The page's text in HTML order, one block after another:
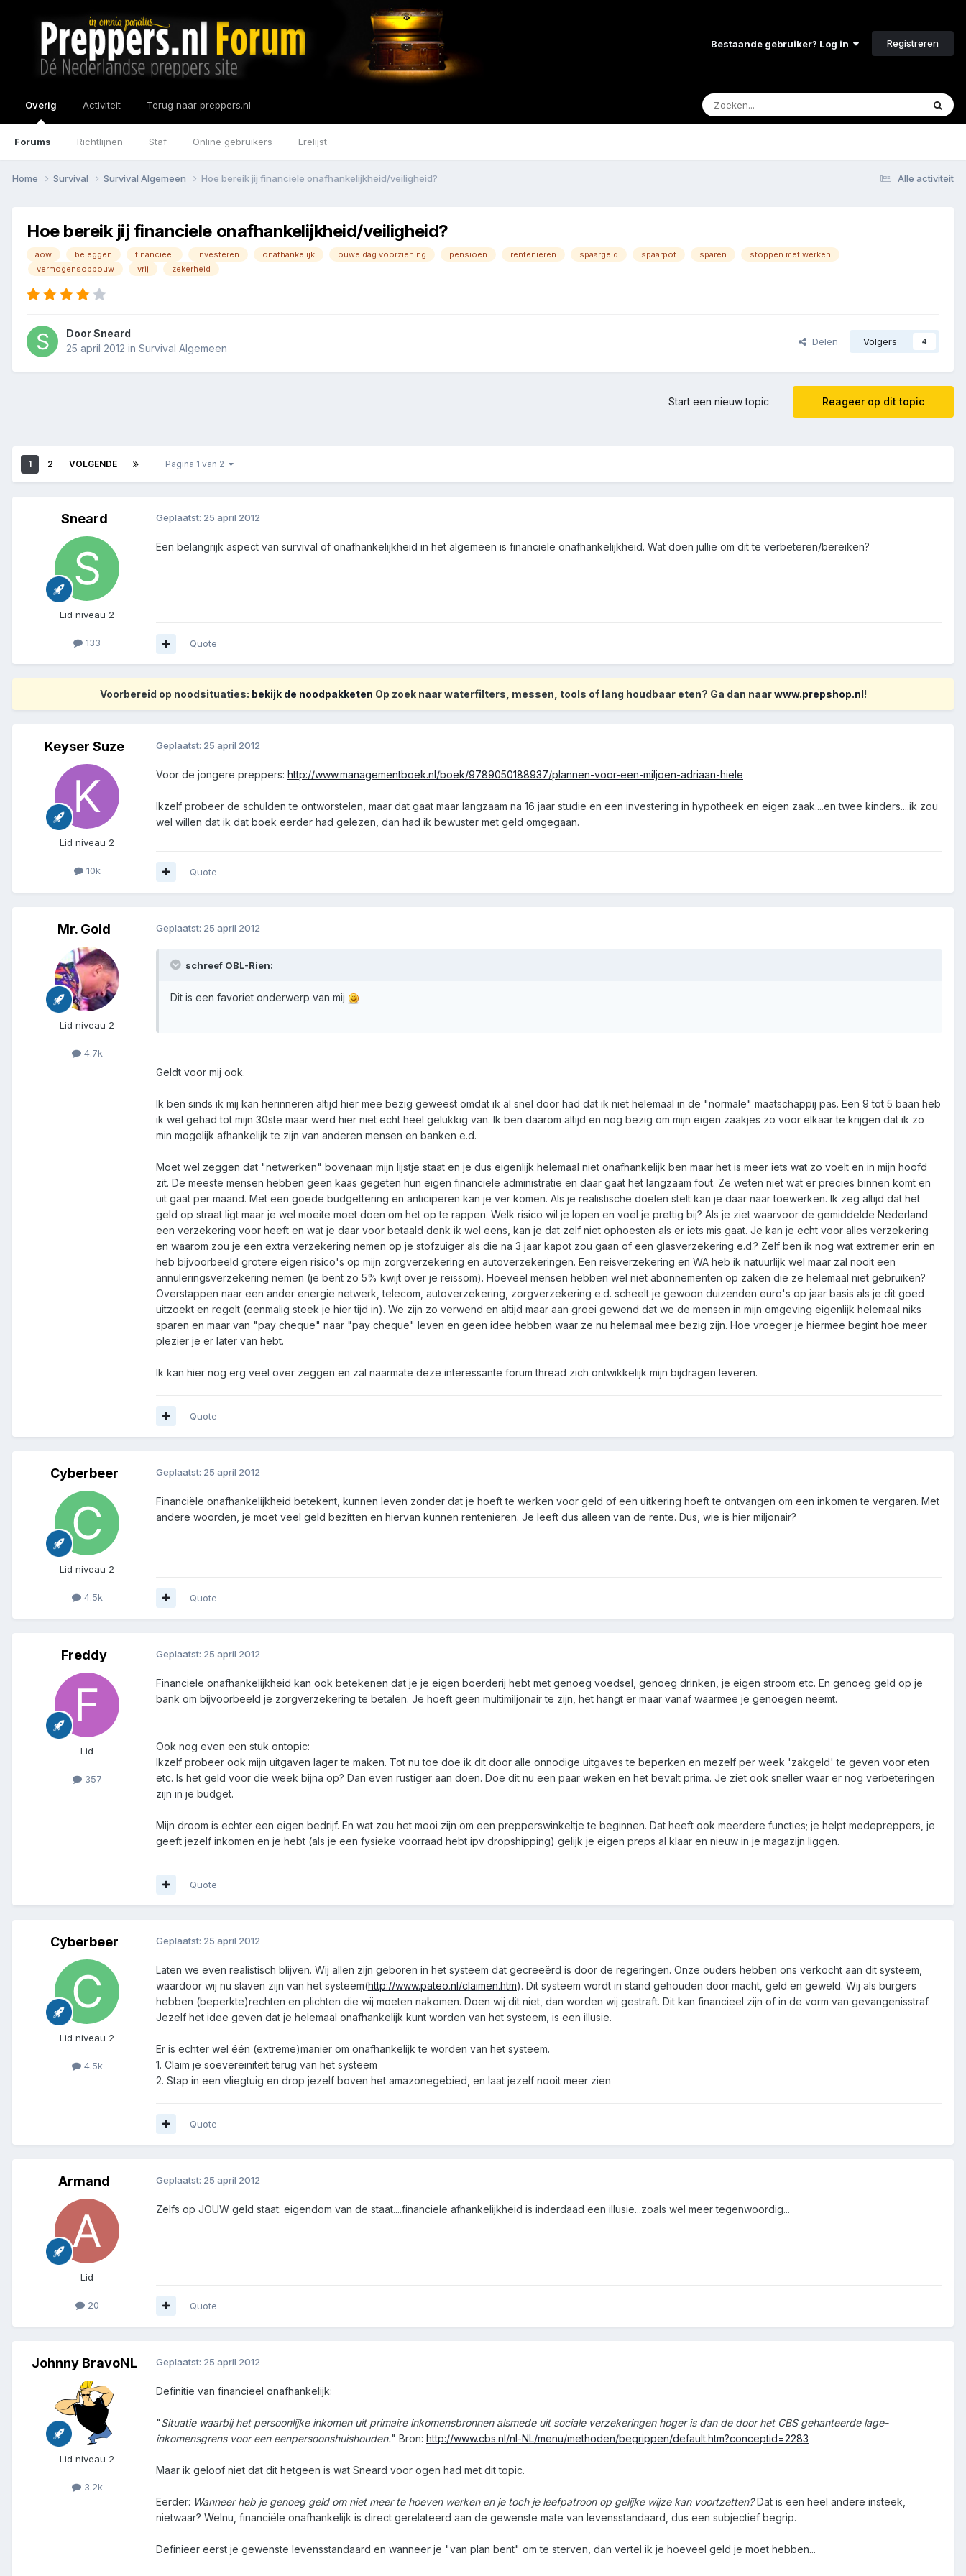
Bestaande gebruiker? Log in Registreren
Overig
Forums Richtlijnen Staf Online gebruikers Erelijst
Activiteit Terug naar preppers.nl
Alle activiteit
Home Survival Survival Algemeen Hoe bereik jij financiele onafhankelijkheid/veiligheid?
Hoe bereik jij financiele onafhankelijkheid/veiligheid?
aow beleggen financieel investeren onafhankelijk ouwe dag voorziening pensioen rentenieren spaargeld spaarpot sparen
stoppen met werken
vermogensopbouw
vrij zekerheid
DoorSneard
25 april 2012 in Survival Algemeen
Delen Volgers 4
Reageer op dit topic
Start een nieuw topic
1 2 VOLGENDE Pagina 1 van 2
Sneard
Lid niveau 2
133
Geplaatst: 25 april 2012
Een belangrijk aspect van survival of onafhankelijkheid in het algemeen is financiele onafhankelijkheid. Wat doen jullie om dit te verbeteren/bereiken?
Quote
Voorbereid op noodsituaties: bekijk de noodpakketen Op zoek naar waterfilters, messen, tools of lang houdbaar eten? Ga dan naarwww.prepshop.nl!
Keyser Suze
Lid niveau 2
10k
Geplaatst: 25 april 2012
Voor de jongere preppers: http://www.managementboek.nl/boek/9789050188937/plannen-voor-een-miljoen-adriaan-hiele
Ikzelf probeer de schulden te ontworstelen, maar dat gaat maar langzaam na 16 jaar studie en een investering in hypotheek en eigen zaak....en twee kinders....ik zou
wel willen dat ik dat boek eerder had gelezen, dan had ik bewuster met geld omgegaan.
Quote
Mr. Gold
Lid niveau 2
4.7k
Geplaatst: 25 april 2012
schreef OBL-Rien:
Dit is een favoriet onderwerp van mij
Geldt voor mij ook.
Ik ben sinds ik mij kan herinneren altijd hier mee bezig geweest omdat ik al snel door had dat ik niet helemaal in de "normale" maatschappij pas. Een 9 tot 5 baan heb
ik wel gehad tot mijn 30ste maar werd hier niet echt heel gelukkig van. Ik ben daarom altijd en nog bezig om mijn eigen zaakjes zo voor elkaar te krijgen dat ik zo
min mogelijk afhankelijk te zijn van anderen mensen en banken e.d.
Moet wel zeggen dat "netwerken" bovenaan mijn lijstje staat en je dus eigenlijk helemaal niet onafhankelijk ben maar het is meer iets wat zo voelt en in mijn hoofd
zit. De meeste mensen hebben geen kaas gegeten hun eigen financiële administratie en daar gaat het langzaam fout. Ze weten niet wat er precies binnen komt en
uit gaat per maand. Met een goede budgettering en anticiperen kan je ver komen. Als je realistische doelen stelt kan je daar naar toewerken. Ik zeg altijd dat het
geld op straat ligt maar je wel moeite moet doen om het op te rappen. Welk risico wil je lopen en voel je prettig bij? Als je ziet waarvoor de gemiddelde Nederland
een verzekering voor heeft en wat je daar voor betaald denk ik wel eens, kan je dat zelf niet ophoesten als er iets mis gaat. Je kan je echt voor alles verzekering
en waarom zou je een extra verzekering nemen op je stofzuiger als die na 3 jaar kapot zou gaan of een glasverzekering e.d.? Zelf ben ik nog wat extremer erin en
heb bijvoorbeeld grotere eigen risico's op mijn zorgverzekering en autoverzekeringen. Een reisverzekering en WA heb ik natuurlijk wel maar zal nooit een
annuleringsverzekering nemen (je bent zo 5% kwijt over je reissom). Hoeveel mensen hebben wel niet abonnementen op zaken die ze helemaal niet gebruiken?
Overstappen naar een ander energie netwerk, telecom, autoverzekering, zorgverzekering e.d. scheelt je gewoon duizenden euro's op jaar basis als je dit goed
uitzoekt en regelt (eenmalig steek je hier tijd in). We zijn zo verwend en altijd maar aan groei gewend dat we de mensen in mijn omgeving eigenlijk helemaal niks
sparen en maar van "pay cheque" naar "pay cheque" leven en geen idee hebben waar ze nu helemaal mee bezig zijn. Hoe vroeger je hiermee begint hoe meer
plezier je er later van hebt.
Ik kan hier nog erg veel over zeggen en zal naarmate deze interessante forum thread zich ontwikkelijk mijn bijdragen leveren.
Quote
Cyberbeer
Lid niveau 2
4.5k
Geplaatst: 25 april 2012
Financiële onafhankelijkheid betekent, kunnen leven zonder dat je hoeft te werken voor geld of een uitkering hoeft te ontvangen om een inkomen te vergaren. Met
andere woorden, je moet veel geld bezitten en hiervan kunnen rentenieren. Je leeft dus alleen van de rente. Dus, wie is hier miljonair?
Quote
Freddy
Lid
357
Geplaatst: 25 april 2012
Financiele onafhankelijkheid kan ook betekenen dat je je eigen boerderij hebt met genoeg voedsel, genoeg drinken, je eigen stroom etc. En genoeg geld op je
bank om bijvoorbeeld je zorgverzekering te betalen. Je hoeft geen multimiljonair te zijn, het hangt er maar vanaf waarmee je genoegen neemt.
Ook nog even een stuk ontopic:
Ikzelf probeer ook mijn uitgaven lager te maken. Tot nu toe doe ik dit door alle onnodige uitgaves te beperken en mezelf per week 'zakgeld' te geven voor eten
etc. Is het geld voor die week bijna op? Dan even rustiger aan doen. Doe dit nu een paar weken en het bevalt prima. Je ziet ook sneller waar er nog verbeteringen
zijn in je budget.
Mijn droom is echter een eigen bedrijf. En wat zou het mooi zijn om een prepperswinkeltje te beginnen. Dat heeft ook meerdere functies; je helpt medepreppers, je
geeft jezelf inkomen en je hebt (als je een fysieke voorraad hebt ipv dropshipping) gelijk je eigen preps al klaar en nieuw in je magazijn liggen.
Quote
Cyberbeer
Lid niveau 2
4.5k
Geplaatst: 25 april 2012
Laten we even realistisch blijven. Wij allen zijn geboren in het systeem dat gecreeërd is door de regeringen. Onze ouders hebben ons verkocht aan dit systeem,
waardoor wij nu slaven zijn van het systeem(http://www.pateo.nl/claimen.htm). Dit systeem wordt in stand gehouden door macht, geld en geweld. Wij als burgers
hebben (beperkte)rechten en plichten die wij moeten nakomen. Doen wij dit niet, dan worden wij gestraft. Dit kan financieel zijn of in de vorm van gevangenisstraf.
Jezelf het idee geven dat je helemaal onafhankelijk kunt worden van het systeem, is een illusie.
Er is echter wel één (extreme)manier om onafhankelijk te worden van het systeem.
1. Claim je soevereiniteit terug van het systeem
2. Stap in een vliegtuig en drop jezelf boven het amazonegebied, en laat jezelf nooit meer zien
Quote
Armand
Lid
20
Geplaatst: 25 april 2012
Zelfs op JOUW geld staat: eigendom van de staat....financiele afhankelijkheid is inderdaad een illusie...zoals wel meer tegenwoordig...
Quote
Johnny BravoNL
Lid niveau 2
3.2k
Geplaatst: 25 april 2012
Definitie van financieel onafhankelijk:
"Situatie waarbij het persoonlijke inkomen uit primaire inkomensbronnen alsmede uit sociale verzekeringen hoger is dan de door het CBS gehanteerde lage-
inkomensgrens voor een eenpersoonshuishouden." Bron: http://www.cbs.nl/nl-NL/menu/methoden/begrippen/default.htm?conceptid=2283
Maar ik geloof niet dat dit hetgeen is wat Sneard voor ogen had met dit topic.
Eerder: Wanneer heb je genoeg geld om niet meer te hoeven werken en je toch je leefpatroon op gelijke wijze kan voortzetten?Dat is een heel andere insteek,
nietwaar? Welnu, financiële onafhankelijk is direct gerelateerd aan de gewenste mate van levensstandaard, dus een subjectief begrip.
Definieer eerst je gewenste levensstandaard en wanneer je "van plan bent" om te sterven, dan vertel ik je hoeveel geld je moet hebben...